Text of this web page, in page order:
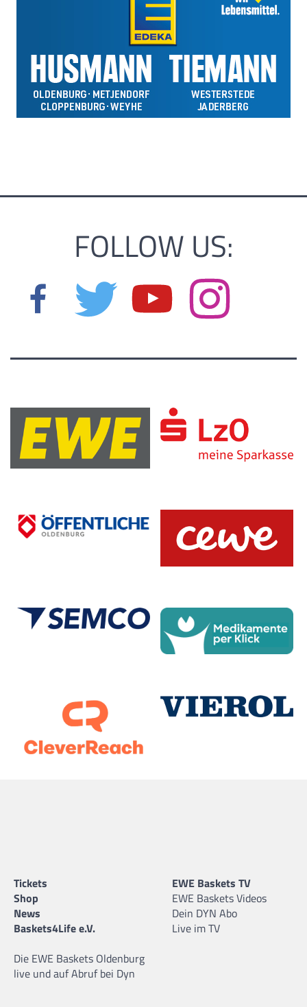
FOLLOW US:
Tickets
Shop
News
Baskets4Life e.V.
Die EWE Baskets Oldenburg
live und auf Abruf bei Dyn
EWE Baskets TV
EWE Baskets Videos
Dein DYN Abo
Live im TV